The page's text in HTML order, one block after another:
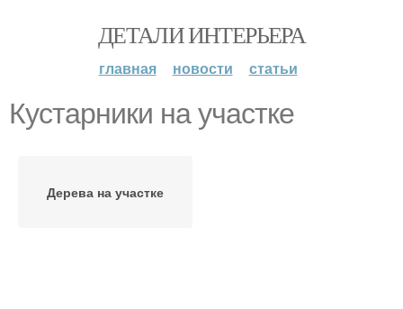
ДЕТАЛИ ИНТЕРЬЕРА
главная новости статьи
Кустарники на участке
Дерева на участке